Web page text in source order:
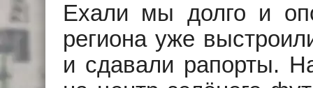
Ехали мы долго и
региона уже
и сдавали рапорты.